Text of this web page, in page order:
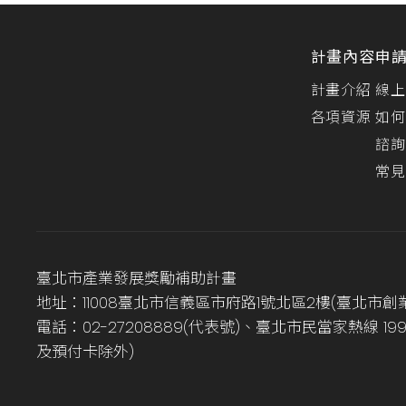
計畫內容
計畫介紹
各項資源
申
線
如
諮
常
臺北市產業發展獎勵補助計畫
地址：11008臺北市信義區市府路1號北區2樓(臺北市
電話：02-27208889(代表號)、臺北市民當家熱線
及預付卡除外)